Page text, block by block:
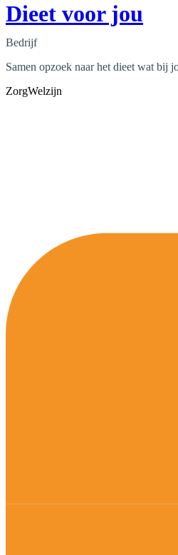
Dieet voor jou
Bedrijf
Samen opzoek naar het dieet wat bij
ZorgWelzijn